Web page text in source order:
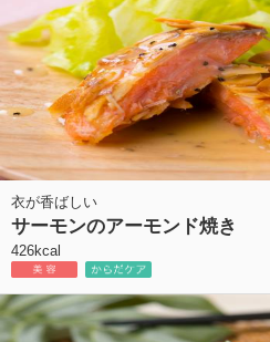
衣が香ばしい
サーモンのアーモンド焼き
426kcal